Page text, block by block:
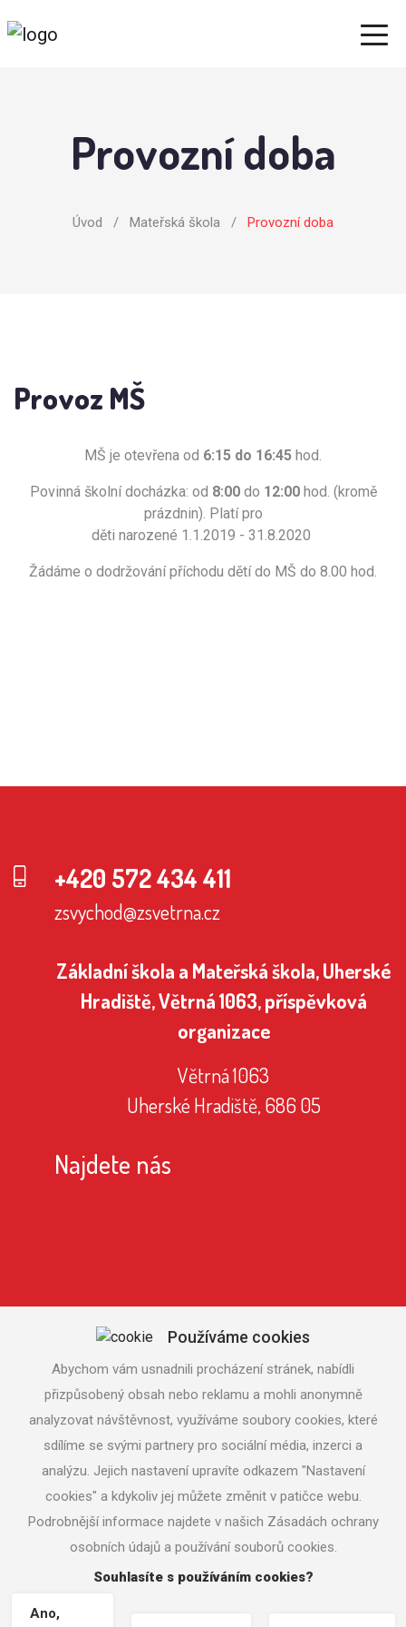
Provozní doba
Úvod / Mateřská škola / Provozní doba
Provoz MŠ
MŠ je otevřena od 6:15 do 16:45 hod.
Povinná školní docházka: od 8:00do 12:00hod. (kromě
prázdnin). Platí pro
děti narozené 1.1.2019 - 31.8.2020
Žádáme o dodržování příchodu dětí do MŠ do 8.00 hod.
+420 572 434 411
zsvychod@zsvetrna.cz
Základní škola a Mateřská škola, Uherské
Hradiště, Větrná 1063, příspěvková
organizace
Větrná 1063
Uherské Hradiště, 686 05
Najdete nás
Copyright © zsvetrna.cz | Nastavení cookies| Tvorba www
stránek
Používáme cookies
Abychom vám usnadnili procházení stránek, nabídli
přizpůsobený obsah nebo reklamu a mohli anonymně
analyzovat návštěvnost, využíváme soubory cookies, které
sdílíme se svými partnery pro sociální média, inzerci a
analýzu. Jejich nastavení upravíte odkazem "Nastavení
cookies" a kdykoliv jej můžete změnit v patičce webu.
Podrobnější informace najdete v našich Zásadách ochrany
osobních údajů a používání souborů cookies.
Souhlasíte s používáním cookies?
Ano,